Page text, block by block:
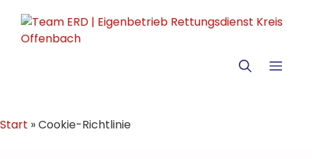
Inhalt
springen
Start »Cookie-Richtlinie